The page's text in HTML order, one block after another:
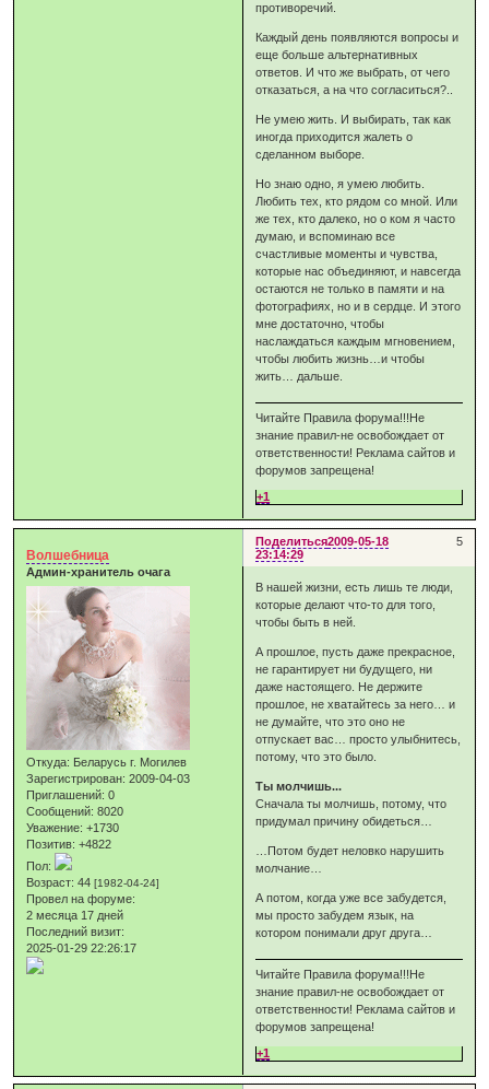
противоречий.
Каждый день появляются вопросы и
еще больше альтернативных
ответов. И что же выбрать, от чего
отказаться, а на что согласиться?..
Не умею жить. И выбирать, так как
иногда приходится жалеть о
сделанном выборе.
Но знаю одно, я умею любить.
Любить тех, кто рядом со мной. Или
же тех, кто далеко, но о ком я часто
думаю, и вспоминаю все
счастливые моменты и чувства,
которые нас объединяют, и навсегда
остаются не только в памяти и на
фотографиях, но и в сердце. И этого
мне достаточно, чтобы
наслаждаться каждым мгновением,
чтобы любить жизнь…и чтобы
жить… дальше.
Читайте Правила форума!!!Не
знание правил-не освобождает от
ответственности! Реклама сайтов и
форумов запрещена!
+1
Поделиться 5
2009-05-18
23:14:29
Волшебница
Админ-хранитель очага
Откуда: Беларусь г. Могилев
Зарегистрирован: 2009-04-03
Приглашений: 0
Сообщений: 8020
Уважение: +1730
Позитив: +4822
Пол:
Возраст: 44[1982-04-24]
Провел на форуме:
2 месяца 17 дней
Последний визит:
2025-01-29 22:26:17
В нашей жизни, есть лишь те люди,
которые делают что-то для того,
чтобы быть в ней.
А прошлое, пусть даже прекрасное,
не гарантирует ни будущего, ни
даже настоящего. Не держите
прошлое, не хватайтесь за него… и
не думайте, что это оно не
отпускает вас… просто улыбнитесь,
потому, что это было.
Ты молчишь...
Сначала ты молчишь, потому, что
придумал причину обидеться…
…Потом будет неловко нарушить
молчание…
А потом, когда уже все забудется,
мы просто забудем язык, на
котором понимали друг друга…
Читайте Правила форума!!!Не
знание правил-не освобождает от
ответственности! Реклама сайтов и
форумов запрещена!
+1